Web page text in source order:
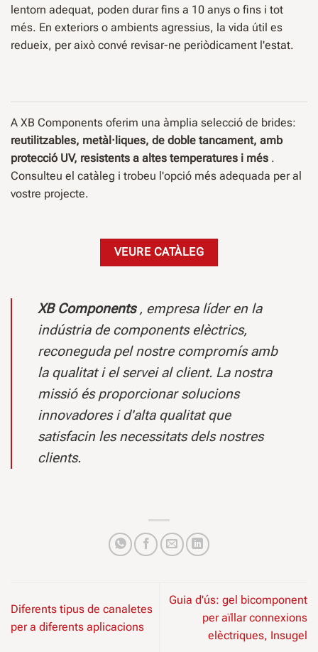
lentorn adequat, poden durar fins a 10 anys o fins i tot
més. En exteriors o ambients agressius, la vida útil es
redueix, per això convé revisar-ne periòdicament l'estat.
A XB Components oferim una àmplia selecció de brides:
reutilitzables, metàl·liques, de doble tancament, amb
protecció UV, resistents a altes temperatures i més .
Consulteu el catàleg i trobeu l'opció més adequada per al
vostre projecte.
VEURE CATÀLEG
XB Components, empresa líder en la
indústria de components elèctrics,
reconeguda pel nostre compromís amb
la qualitat i el servei al client. La nostra
missió és proporcionar solucions
innovadores i d'alta qualitat que
satisfacin les necessitats dels nostres
clients.
Diferents tipus de canaletes
per a diferents aplicacions
Guia d'ús: gel bicomponent
per aïllar connexions
elèctriques, Insugel